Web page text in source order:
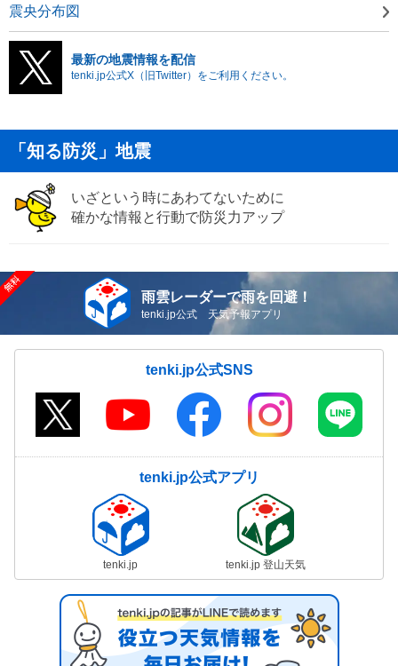
震央分布図
最新の地震情報を配信
tenki.jp公式X（旧Twitter）をご利用ください。
「知る防災」地震
いざという時にあわてないために
確かな情報と行動で防災力アップ
雨雲レーダーで雨を回避！
tenki.jp公式 天気予報アプリ
tenki.jp公式SNS
tenki.jp公式アプリ
tenki.jp tenki.jp 登山天気